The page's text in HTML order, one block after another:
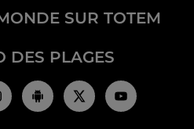
SUR TOTEM
DES PLAGES